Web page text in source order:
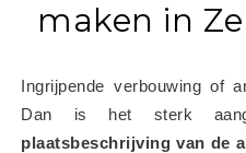
maken in
Ingrijpende verbouwing of
plaatsbeschrijving van de